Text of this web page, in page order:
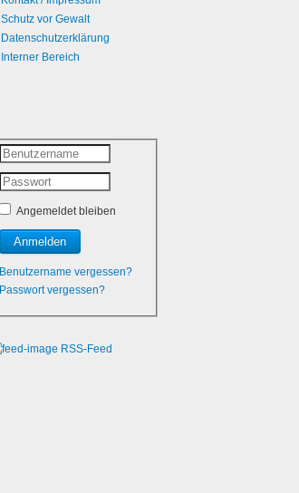
Schutz vor Gewalt
Datenschutzerklärung
Interner Bereich
Angemeldet bleiben
Benutzername vergessen?
Passwort vergessen?
RSS-Feed